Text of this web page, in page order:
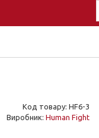
Код товару: HF6-3
Виробник: Human Fight